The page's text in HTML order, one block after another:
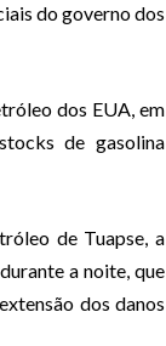
do governo dos
dos EUA, em
de gasolina
de Tuapse, a
a noite, que
dos danos